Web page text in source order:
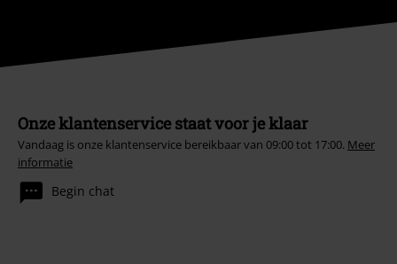
Onze klantenservice staat voor je klaar
Vandaag is onze klantenservice bereikbaar van 09:00 tot 17:00. Meer
informatie
Begin chat